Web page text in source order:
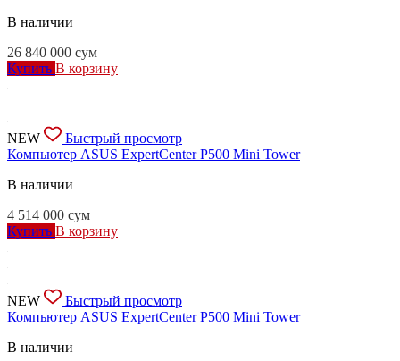
В наличии
26 840 000 сум
Купить В корзину
NEW
Быстрый просмотр
Компьютер ASUS ExpertCenter P500 Mini Tower
В наличии
4 514 000 сум
Купить В корзину
NEW
Быстрый просмотр
Компьютер ASUS ExpertCenter P500 Mini Tower
В наличии